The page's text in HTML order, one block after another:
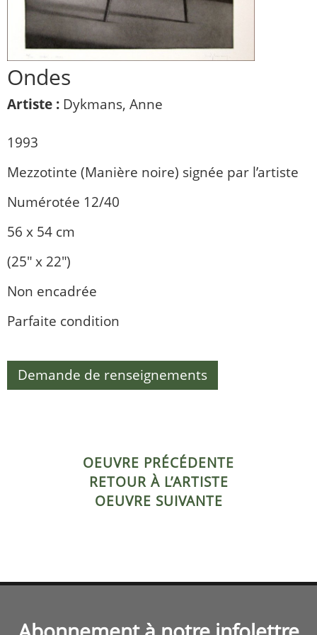
Ondes
Artiste : Dykmans, Anne
1993
Mezzotinte (Manière noire) signée par l’artiste
Numérotée 12/40
56 x 54 cm
(25″ x 22″)
Non encadrée
Parfaite condition
Demande de renseignements
OEUVRE PRÉCÉDENTE
RETOUR À L’ARTISTE
OEUVRE SUIVANTE